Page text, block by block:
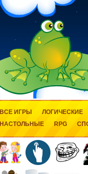
ВСЕ ИГРЫ ЛОГИЧЕСКИЕ
НАСТОЛЬНЫЕ
RPG